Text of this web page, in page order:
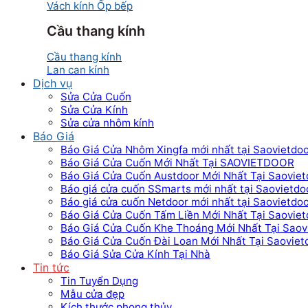
Vách kính Ốp bếp
Cầu thang kính
Cầu thang kính
Lan can kính
Dịch vụ
Sửa Cửa Cuốn
Sửa Cửa Kính
Sửa cửa nhôm kính
Báo Giá
Báo Giá Cửa Nhôm Xingfa mới nhất tại
Báo Giá Cửa Cuốn Mới Nhất Tại SAOVIETDOOR
Báo Giá Cửa Cuốn Austdoor Mới Nhất Tại
Báo giá cửa cuốn SSmarts mới nhất tại
Báo giá cửa cuốn Netdoor mới nhất tại
Báo Giá Cửa Cuốn Tấm Liền Mới Nhất Tại
Báo Giá Cửa Cuốn Khe Thoáng Mới Nhất Tại
Báo Giá Cửa Cuốn Đài Loan Mới Nhất Tại
Báo Giá Sửa Cửa Kính Tại Nhà
Tin tức
Tin Tuyển Dụng
Mẫu cửa đẹp